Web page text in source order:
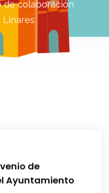
de colaboración
Linares
de
Ayuntamiento